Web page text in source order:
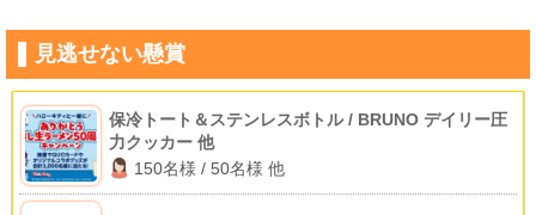
見逃せない懸賞
保冷トート＆ステンレスボトル / BRUNO デイリー圧
力クッカー 他
150名様 / 50名様 他